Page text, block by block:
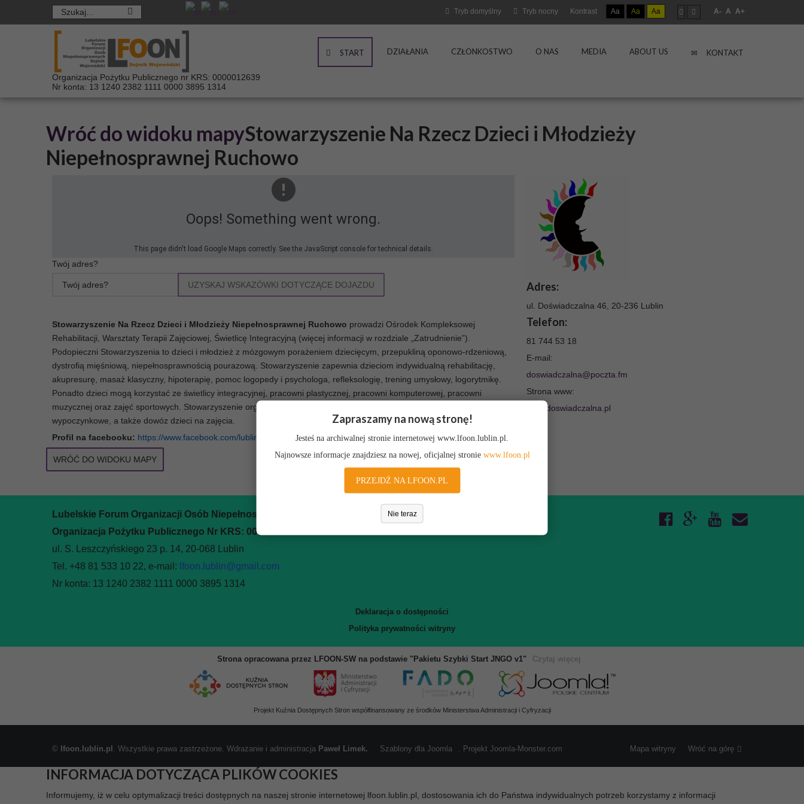
Tryb domyślny Tryb nocny Kontrast Aa Aa Aa A- A A+
Organizacja Pożytku Publicznego nr KRS: 0000012639
Nr konta: 13 1240 2382 1111 0000 3895 1314
START DZIAŁANIA CZŁONKOSTWO O NAS MEDIA ABOUT US KONTAKT
Wróć do widoku mapyStowarzyszenie Na Rzecz Dzieci i Młodzieży
Niepełnosprawnej Ruchowo
Oops! Something went wrong.
This page didn't load Google Maps correctly. See the JavaScript console for technical details.
Twój adres?
UZYSKAJ WSKAZÓWKI DOTYCZĄCE DOJAZDU
Stowarzyszenie Na Rzecz Dzieci i Młodzieży Niepełnosprawnej Ruchowo prowadzi Ośrodek Kompleksowej
Rehabilitacji, Warsztaty Terapii Zajęciowej, Świetlicę Integracyjną (więcej informacji w rozdziale „Zatrudnienie”).
Podopieczni Stowarzyszenia to dzieci i młodzież z mózgowym porażeniem dziecięcym, przepukliną oponowo-rdzeniową,
dystrofią mięśniową, niepełnosprawnością pourazową. Stowarzyszenie zapewnia dzieciom indywidualną rehabilitację,
akupresurę, masaż klasyczny, hipoterapię, pomoc logopedy i psychologa, refleksologię, trening umysłowy, logorytmikę.
Ponadto dzieci mogą korzystać ze świetlicy integracyjnej, pracowni plastycznej, pracowni komputerowej, pracowni
muzycznej oraz zajęć sportowych. Stowarzyszenie organizuje również imprezy integracyjne, turnusy rehabilitacyjno-
wypoczynkowe, a także dowóz dzieci na zajęcia.
Profil na facebooku: https://www.facebook.com/lublin.doswiadczalna/
Adres:
ul. Doświadczalna 46, 20-236 Lublin
Telefon:
81 744 53 18
E-mail:
doswiadczalna@poczta.fm
Strona www:
www.doswiadczalna.pl
WRÓĆ DO WIDOKU MAPY
Lubelskie Forum Organizacji Osób Niepełnosprawnych - Sejmik Wojewódzki
Organizacja Pożytku Publicznego Nr KRS: 0000012639
ul. S. Leszczyńskiego 23 p. 14, 20-068 Lublin
Tel. +48 81 533 10 22, e-mail: lfoon.lublin@gmail.com
Nr konta: 13 1240 2382 1111 0000 3895 1314
Deklaracja o dostępności
Polityka prywatności witryny
Strona opracowana przez LFOON-SW na podstawie "Pakietu Szybki Start JNGO v1" Czytaj więcej
Projekt Kuźnia Dostępnych Stron współfinansowany ze środków Ministerstwa Administracji i Cyfryzacji
© lfoon.lublin.pl . Wszystkie prawa zastrzeżone. Wdrażanie i administracja Paweł Limek. Szablony dla Joomla . Projekt Joomla-Monster.com Mapa witryny Wróć na górę
INFORMACJA DOTYCZĄCA PLIKÓW COOKIES
Informujemy, iż w celu optymalizacji treści dostępnych na naszej stronie internetowej lfoon.lublin.pl, dostosowania ich do Państwa indywidualnych potrzeb korzystamy z informacji
Zapraszamy na nową stronę!
Jesteś na archiwalnej stronie internetowej www.lfoon.lublin.pl.
Najnowsze informacje znajdziesz na nowej, oficjalnej stronie www.lfoon.pl
PRZEJDŹ NA LFOON.PL
Nie teraz